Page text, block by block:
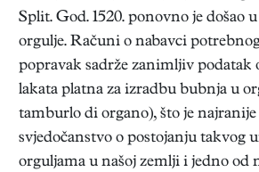
Split. God. 1520. ponovno je došao
orgulje. Računi o nabavci
popravak sadrže zanimljiv podatak
lakata platna za izradbu bubnja u
tamburlo di organo), što je
svjedočanstvo o postojanju takvog
orguljama u našoj zemlji i jedno od